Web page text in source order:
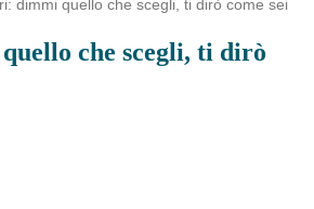
dimmi quello che scegli, ti dirò come sei
che scegli, ti dirò